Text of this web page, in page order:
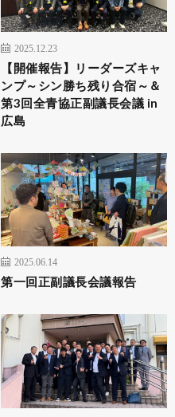
2025.12.23
【開催報告】リーダーズキャ
ンプ～シン勝ち残り合宿～＆
第3回全青協正副議長会議 in
広島
2025.06.14
第一回正副議長会議報告